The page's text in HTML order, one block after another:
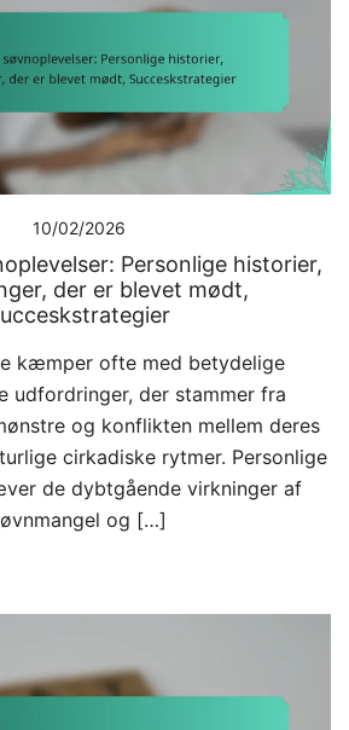
10/02/2026
Personlige historier,
der er blevet mødt,
kæmper ofte med betydelige
udfordringer, der stammer fra
og konflikten mellem deres
cirkadiske rytmer. Personlige
de dybtgående virkninger af
og […]